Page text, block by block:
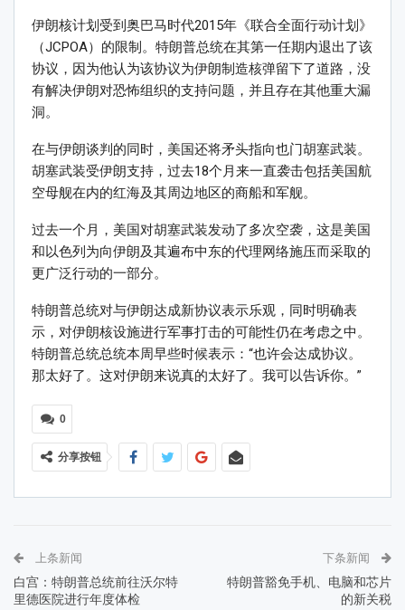
伊朗核计划受到奥巴马时代2015年《联合全面行动计划》
（JCPOA）的限制。特朗普总统在其第一任期内退出了该
协议，因为他认为该协议为伊朗制造核弹留下了道路，没
有解决伊朗对恐怖组织的支持问题，并且存在其他重大漏
洞。
在与伊朗谈判的同时，美国还将矛头指向也门胡塞武装。
胡塞武装受伊朗支持，过去18个月来一直袭击包括美国航
空母舰在内的红海及其周边地区的商船和军舰。
过去一个月，美国对胡塞武装发动了多次空袭，这是美国
和以色列为向伊朗及其遍布中东的代理网络施压而采取的
更广泛行动的一部分。
特朗普总统对与伊朗达成新协议表示乐观，同时明确表
示，对伊朗核设施进行军事打击的可能性仍在考虑之中。
特朗普总统总统本周早些时候表示：“也许会达成协议。
那太好了。这对伊朗来说真的太好了。我可以告诉你。”
0
分享按钮
上条新闻
白宫：特朗普总统前往沃尔特
里德医院进行年度体检
下条新闻
特朗普豁免手机、电脑和芯片
的新关税